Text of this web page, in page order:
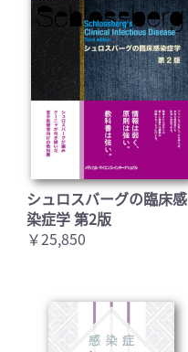
シュロスバーグの臨床感
染症学 第2版
￥25,850